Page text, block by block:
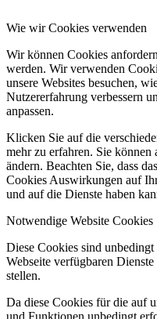
Wie wir Cookies verwenden
Wir können Cookies
werden. Wir verwenden
unsere Websites besuchen,
Nutzererfahrung verbessern
anpassen.
Klicken Sie auf die
mehr zu erfahren. Sie
ändern. Beachten Sie, dass
Cookies Auswirkungen auf
und auf die Dienste haben
Notwendige Website Cookies
Diese Cookies sind
Webseite verfügbaren
stellen.
Da diese Cookies für die auf
und Funktionen unbedingt